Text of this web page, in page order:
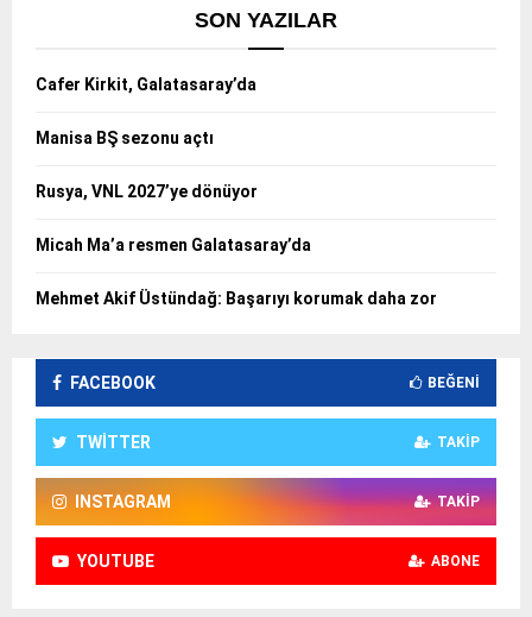
SON YAZILAR
Cafer Kirkit, Galatasaray’da
Manisa BŞ sezonu açtı
Rusya, VNL 2027’ye dönüyor
Micah Ma’a resmen Galatasaray’da
Mehmet Akif Üstündağ: Başarıyı korumak daha zor
FACEBOOK BEĞENI
TWITTER TAKIP
INSTAGRAM TAKIP
YOUTUBE ABONE